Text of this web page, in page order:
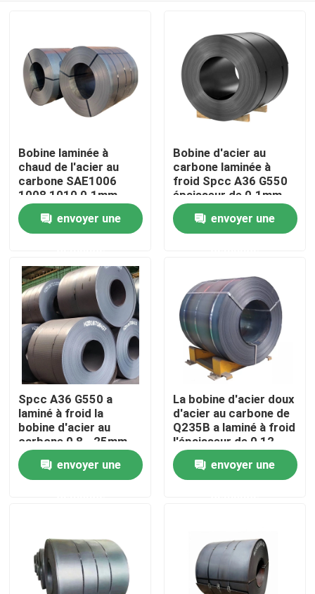
Maison
Produits
Au sujet de nous
Visite d'usine
Contrôle de qualité
Contactez-nous
Demandez une citation
Pièces de chaudière de charbon
plat d'acier au carbone
Bobine laminée à
chaud de l'acier au
carbone SAE1006
1008 1010 0.1mm -
300mm
envoyer une
Bobine d'acier au
carbone laminée à
froid Spcc A36 G550
épaisseur de 0.1mm -
de 300mm
envoyer une
Spcc A36 G550 a
laminé à froid la
bobine d'acier au
carbone 0,8 - 25mm
envoyer une
La bobine d'acier doux
d'acier au carbone de
Q235B a laminé à froid
l'épaisseur de 0,12 -
de 4mm
envoyer une